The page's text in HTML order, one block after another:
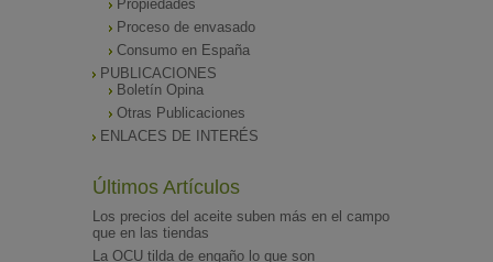
Propiedades
Proceso de envasado
Consumo en España
PUBLICACIONES
Boletín Opina
Otras Publicaciones
ENLACES DE INTERÉS
Últimos Artículos
Los precios del aceite suben más en el campo
que en las tiendas
La OCU tilda de engaño lo que son